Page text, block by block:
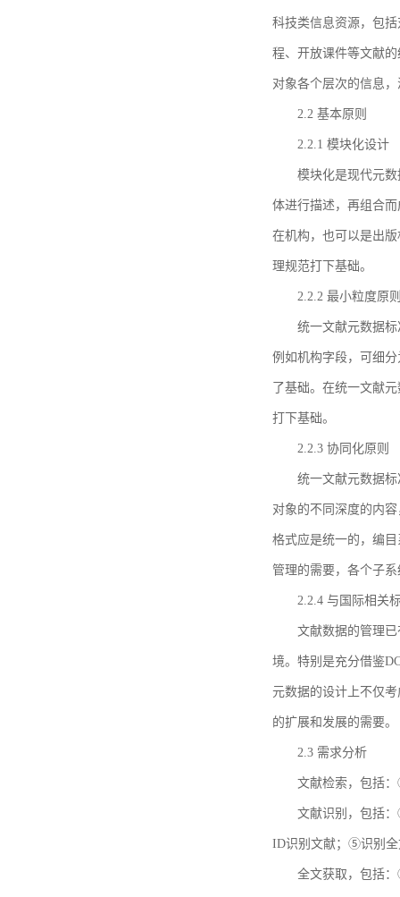
科技类信息资源，包
程、开放课件等文献
对象各个层次的信息
2.2 基本原则
2.2.1 模块化设计
模块化是现代元
体进行描述，再组合
在机构，也可以是出
理规范打下基础。
2.2.2 最小粒度原
统一文献元数据
例如机构字段，可细
了基础。在统一文献
打下基础。
2.2.3 协同化原则
统一文献元数据
对象的不同深度的内
格式应是统一的，编
管理的需要，各个子
2.2.4 与国际相关
文献数据的管理
境。特别是充分借鉴
元数据的设计上不仅
的扩展和发展的需要。
2.3 需求分析
文献检索，包括
文献识别，包括
ID识别文献；⑤识别全
全文获取，包括